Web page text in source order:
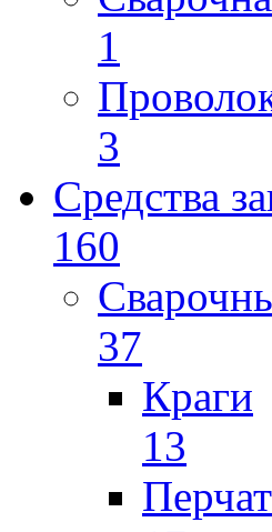
1
3
Средства
160
37
Краги
13